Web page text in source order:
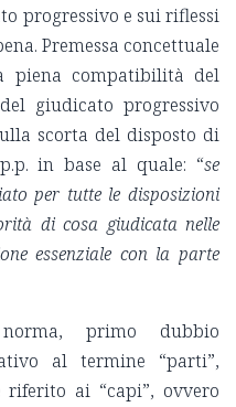
progressivo e sui riflessi
Premessa concettuale
piena compatibilità del
giudicato progressivo
scorta del disposto di
in base al quale: “se
per tutte le disposizioni
di cosa giudicata nelle
essenziale con la parte
primo dubbio
al termine “parti”,
riferito ai “capi”, ovvero